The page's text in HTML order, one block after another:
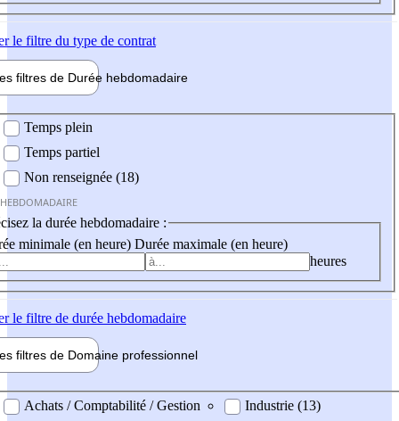
le filtre du type de contrat
filtres de Durée hebdomadaire
Temps plein
Temps partiel
Non renseignée (18)
la durée hebdomadaire :
minimale (en heure) Durée maximale (en heure)
heures
le filtre de durée hebdomadaire
filtres de Domaine professionnel
professionel
Achats / Comptabilité / Gestion
Industrie (13)